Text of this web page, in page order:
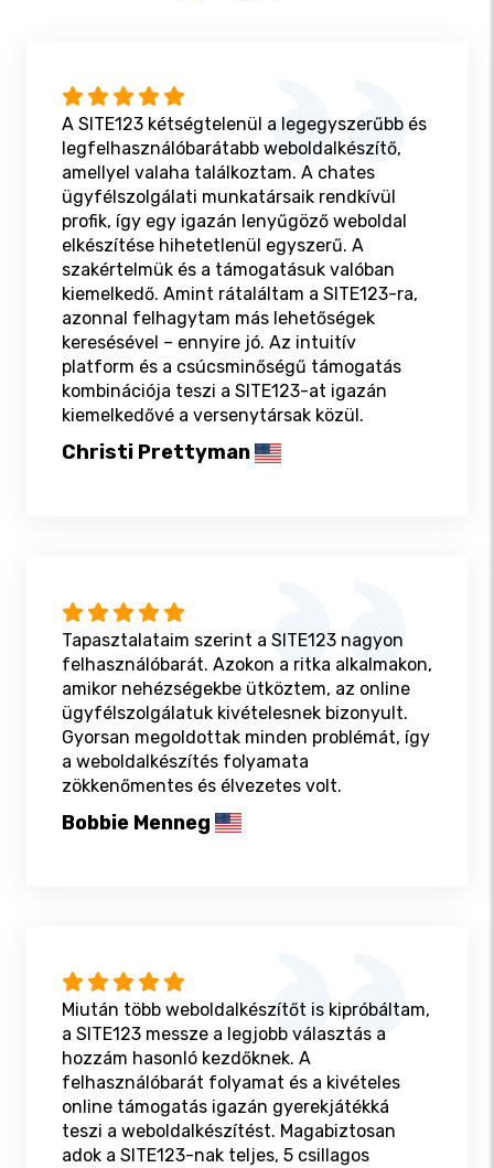
A SITE123 kétségtelenül a legegyszerűbb és
legfelhasználóbarátabb weboldalkészítő,
amellyel valaha találkoztam. A chates
ügyfélszolgálati munkatársaik rendkívül
profik, így egy igazán lenyűgöző weboldal
elkészítése hihetetlenül egyszerű. A
szakértelmük és a támogatásuk valóban
kiemelkedő. Amint rátaláltam a SITE123-ra,
azonnal felhagytam más lehetőségek
keresésével – ennyire jó. Az intuitív
platform és a csúcsminőségű támogatás
kombinációja teszi a SITE123-at igazán
kiemelkedővé a versenytársak közül.
Christi Prettyman
Tapasztalataim szerint a SITE123 nagyon
felhasználóbarát. Azokon a ritka alkalmakon,
amikor nehézségekbe ütköztem, az online
ügyfélszolgálatuk kivételesnek bizonyult.
Gyorsan megoldottak minden problémát, így
a weboldalkészítés folyamata
zökkenőmentes és élvezetes volt.
Bobbie Menneg
Miután több weboldalkészítőt is kipróbáltam,
a SITE123 messze a legjobb választás a
hozzám hasonló kezdőknek. A
felhasználóbarát folyamat és a kivételes
online támogatás igazán gyerekjátékká
teszi a weboldalkészítést. Magabiztosan
adok a SITE123-nak teljes, 5 csillagos